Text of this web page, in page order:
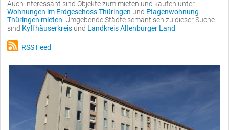
Auch interessant sind Objekte zum mieten und kaufen unter
Wohnungen im Erdgeschoss Thüringen und Etagenwohnung
Thüringen mieten . Umgebende Städte semantisch zu dieser Suche
sind Kyffhäuserkreis und Landkreis Altenburger Land
RSS Feed